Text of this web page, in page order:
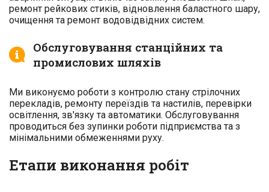
ремонт рейкових стиків, відновлення баластного шару,
очищення та ремонт водовідвідних систем.
Обслуговування станційних та
промислових шляхів
Ми виконуємо роботи з контролю стану стрілочних
перекладів, ремонту переїздів та настилів, перевірки
освітлення, зв'язку та автоматики. Обслуговування
проводиться без зупинки роботи підприємства та з
мінімальними обмеженнями руху.
Етапи виконання робіт